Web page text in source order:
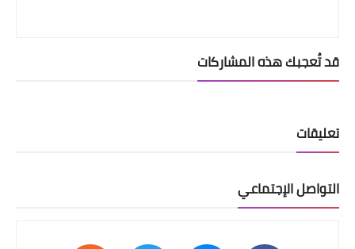
قد تُعجبك هذه المشاركات
تعليقات
التواصل الإجتماعي